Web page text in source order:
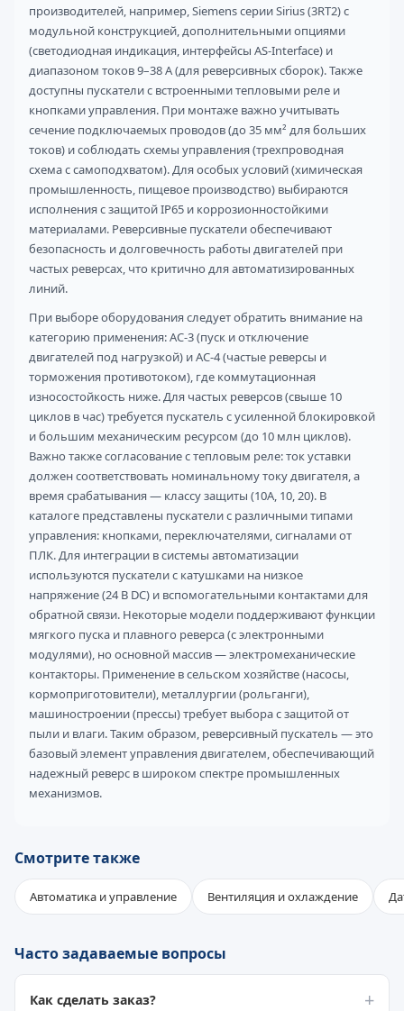
производителей, например, Siemens серии Sirius (3RT2) с
модульной конструкцией, дополнительными опциями
(светодиодная индикация, интерфейсы AS-Interface) и
диапазоном токов 9–38 А (для реверсивных сборок). Также
доступны пускатели с встроенными тепловыми реле и
кнопками управления. При монтаже важно учитывать
сечение подключаемых проводов (до 35 мм² для больших
токов) и соблюдать схемы управления (трехпроводная
схема с самоподхватом). Для особых условий (химическая
промышленность, пищевое производство) выбираются
исполнения с защитой IP65 и коррозионностойкими
материалами. Реверсивные пускатели обеспечивают
безопасность и долговечность работы двигателей при
частых реверсах, что критично для автоматизированных
линий.
При выборе оборудования следует обратить внимание на
категорию применения: AC-3 (пуск и отключение
двигателей под нагрузкой) и AC-4 (частые реверсы и
торможения противотоком), где коммутационная
износостойкость ниже. Для частых реверсов (свыше 10
циклов в час) требуется пускатель с усиленной блокировкой
и большим механическим ресурсом (до 10 млн циклов).
Важно также согласование с тепловым реле: ток уставки
должен соответствовать номинальному току двигателя, а
время срабатывания — классу защиты (10A, 10, 20). В
каталоге представлены пускатели с различными типами
управления: кнопками, переключателями, сигналами от
ПЛК. Для интеграции в системы автоматизации
используются пускатели с катушками на низкое
напряжение (24 В DC) и вспомогательными контактами для
обратной связи. Некоторые модели поддерживают функции
мягкого пуска и плавного реверса (с электронными
модулями), но основной массив — электромеханические
контакторы. Применение в сельском хозяйстве (насосы,
кормоприготовители), металлургии (рольганги),
машиностроении (прессы) требует выбора с защитой от
пыли и влаги. Таким образом, реверсивный пускатель — это
базовый элемент управления двигателем, обеспечивающий
надежный реверс в широком спектре промышленных
механизмов.
Смотрите также
Автоматика и управление Вентиляция и охлаждение
Часто задаваемые вопросы
Как сделать заказ?